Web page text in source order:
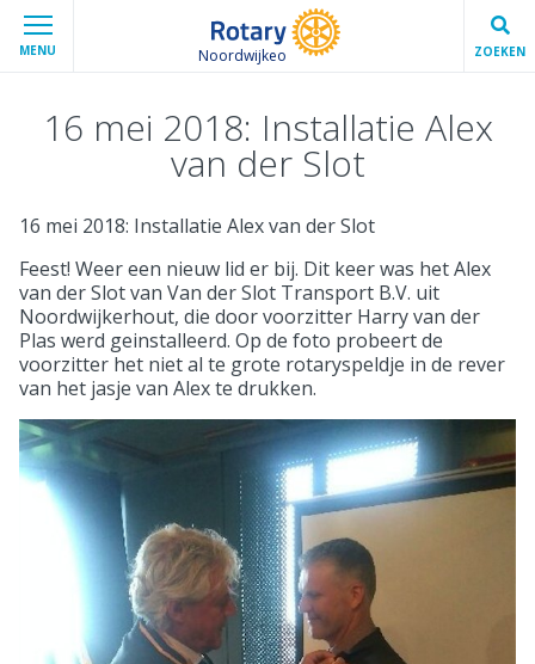
MENU Noordwijkeo ZOEKEN
16 mei 2018: Installatie Alex
van der Slot
16 mei 2018: Installatie Alex van der Slot
Feest! Weer een nieuw lid er bij. Dit keer was het Alex
van der Slot van Van der Slot Transport B.V. uit
Noordwijkerhout, die door voorzitter Harry van der
Plas werd geinstalleerd. Op de foto probeert de
voorzitter het niet al te grote rotaryspeldje in de rever
van het jasje van Alex te drukken.